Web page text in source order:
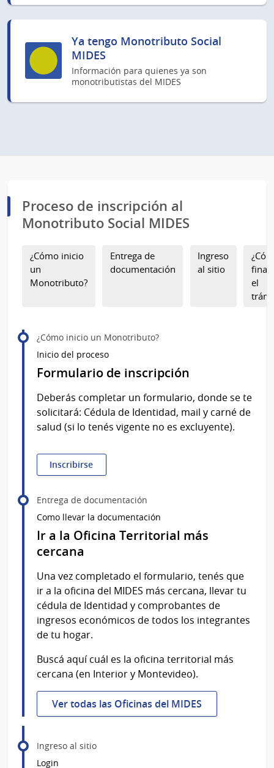
Ya tengo Monotributo Social
MIDES
Información para quienes ya son
monotributistas del MIDES
Proceso de inscripción al
Monotributo Social MIDES
¿Cómo inicio
un
Monotributo?
Entrega de
documentación
Ingreso
al sitio
el
¿Cómo inicio un Monotributo?
Inicio del proceso
Formulario de inscripción
Deberás completar un formulario, donde se te
solicitará: Cédula de Identidad, mail y carné de
salud (si lo tenés vigente no es excluyente).
Inscribirse
Entrega de documentación
Como llevar la documentación
Ir a la Oficina Territorial más
cercana
Una vez completado el formulario, tenés que
ir a la oficina del MIDES más cercana, llevar tu
cédula de Identidad y comprobantes de
ingresos económicos de todos los integrantes
de tu hogar.
Buscá aquí cuál es la oficina territorial más
cercana (en Interior y Montevideo).
Ver todas las Oficinas del MIDES
Ingreso al sitio
Login